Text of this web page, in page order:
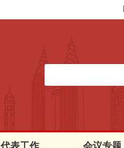
代表工作 会议专题